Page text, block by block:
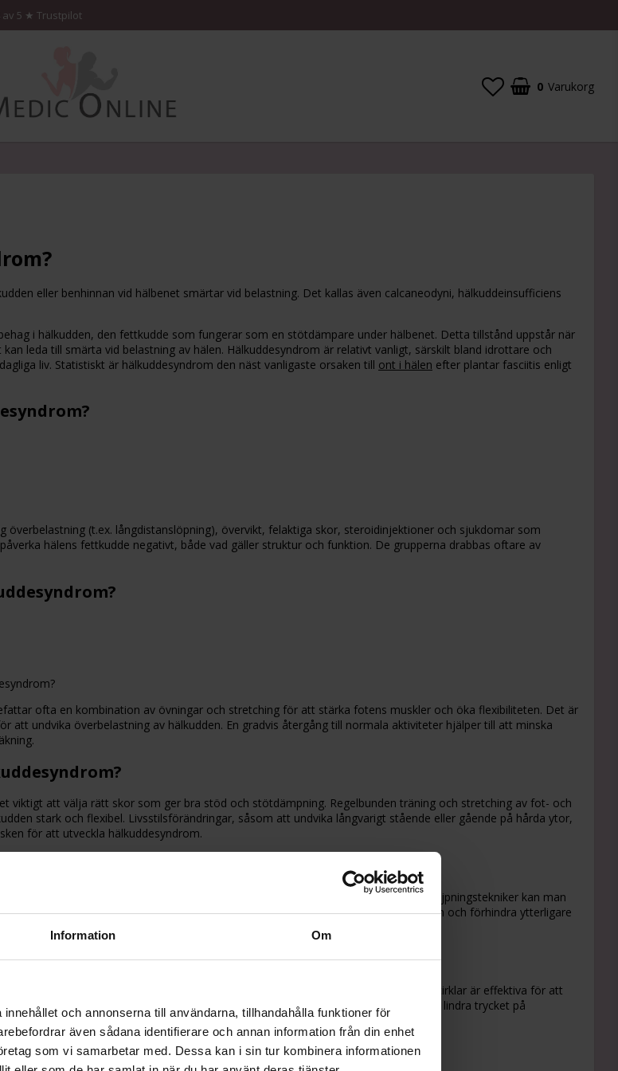
Information Om
och annonserna till användarna, tillhandahålla funktioner för
även sådana identifierare och annan information från din enhet
som vi samarbetar med. Dessa kan i sin tur kombinera informationen
av 5 ★ Trustpilot
0 Varukorg
eller benhinnan vid hälbenet smärtar vid belastning. Det kallas även calcaneodyni, hälkuddeinsufficiens
i hälkudden, den fettkudde som fungerar som en stötdämpare under hälbenet. Detta tillstånd uppstår när
leda till smärta vid belastning av hälen. Hälkuddesyndrom är relativt vanligt, särskilt bland idrottare och
liv. Statistiskt är hälkuddesyndrom den näst vanligaste orsaken till ont i hälen efter plantar fasciitis enligt
överbelastning (t.ex. långdistanslöpning), övervikt, felaktiga skor, steroidinjektioner och sjukdomar som
hälens fettkudde negativt, både vad gäller struktur och funktion. De grupperna drabbas oftare av
ofta en kombination av övningar och stretching för att stärka fotens muskler och öka flexibiliteten. Det är
att undvika överbelastning av hälkudden. En gradvis återgång till normala aktiviteter hjälper till att minska
viktigt att välja rätt skor som ger bra stöd och stötdämpning. Regelbunden träning och stretching av fot- och
stark och flexibel. Livsstilsförändringar, såsom att undvika långvarigt stående eller gående på hårda ytor,
för att utveckla hälkuddesyndrom.
för att ge extra stöd och avlastning åt hälkudden. Genom att använda särskilda tejpningstekniker kan man
och därmed minska smärtan. Tejpning kan också hjälpa till att stabilisera foten och förhindra ytterligare
vid hälkuddesyndrom?
som fokuserar på att stärka fotens och vadens muskler. Tåhävningar och fotcirklar är effektiva för att
Stretching av vadmusklerna och plantar fascia kan också hjälpa till att lindra trycket på
för att förbättra fotens stabilitet och minska risken för framtida skador.